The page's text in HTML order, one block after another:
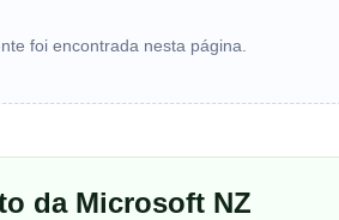
foi encontrada nesta página.
da Microsoft NZ